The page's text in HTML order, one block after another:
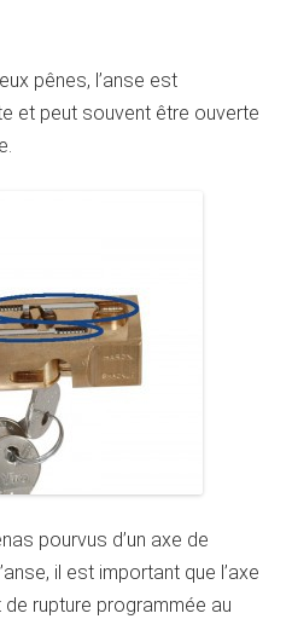
pênes, l’anse est
et peut souvent être ouverte
pourvus d’un axe de
il est important que l’axe
rupture programmée au